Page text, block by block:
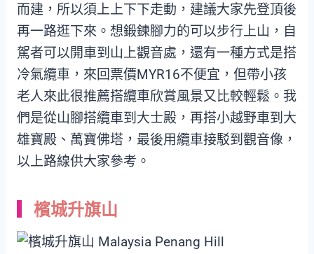
而建，所以須上上下下走動，建議大家先登頂後
再一路逛下來。想鍛鍊腳力的可以步行上山，自
駕者可以開車到山上觀音處，還有一種方式是搭
冷氣纜車，來回票價MYR16不便宜，但帶小孩
老人來此很推薦搭纜車欣賞風景又比較輕鬆。我
們是從山腳搭纜車到大士殿，再搭小越野車到大
雄寶殿、萬寶佛塔，最後用纜車接駁到觀音像，
以上路線供大家參考。
檳城升旗山